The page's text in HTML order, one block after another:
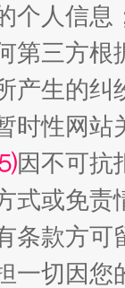
个人信息
第三方根
产生的纠
时性网
因不可抗
式或免责
条款方
一切因